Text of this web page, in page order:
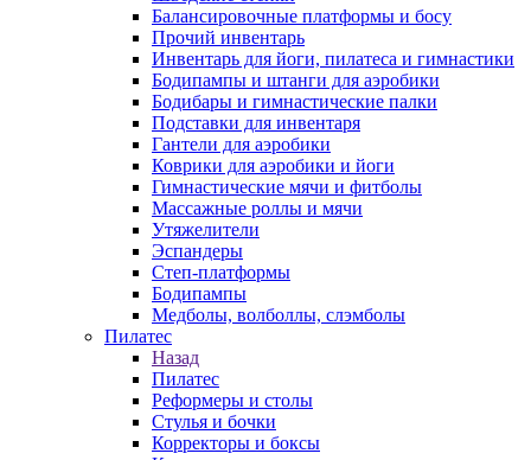
Балансировочные платформы и босу
Прочий инвентарь
Инвентарь для йоги, пилатеса и гимнастики
Бодипампы и штанги для аэробики
Бодибары и гимнастические палки
Подставки для инвентаря
Гантели для аэробики
Коврики для аэробики и йоги
Гимнастические мячи и фитболы
Массажные роллы и мячи
Утяжелители
Эспандеры
Степ-платформы
Бодипампы
Медболы, волболлы, слэмболы
Пилатес
Назад
Пилатес
Реформеры и столы
Стулья и бочки
Корректоры и боксы